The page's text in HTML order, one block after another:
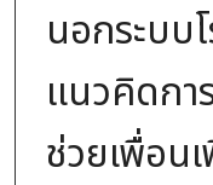
นอกระบบ
แนวคิดกา
ช่วยเพื่อน